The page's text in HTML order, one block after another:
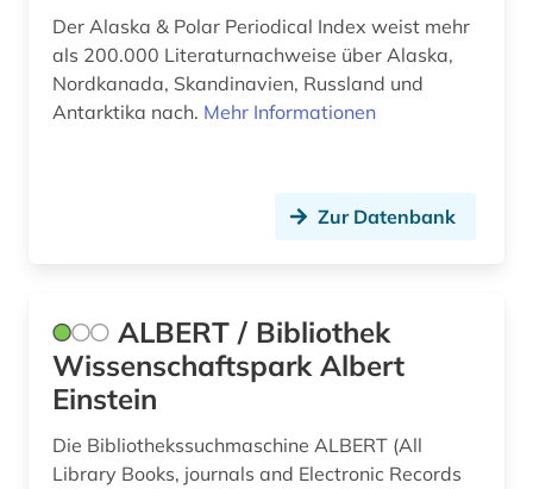
bürgerkrieg libanon (1)
bürgerrechtsbewegung (1)
china (2)
chronik (1)
Der Alaska & Polar Periodical Index weist mehr
als 200.000 Literaturnachweise über Alaska,
Nordkanada, Skandinavien, Russland und
Antarktika nach. Mehr Informationen
Zur Datenbank
ALBERT / Bibliothek
Wissenschaftspark Albert
Einstein
Die Bibliothekssuchmaschine ALBERT (All
Library Books, journals and Electronic Records